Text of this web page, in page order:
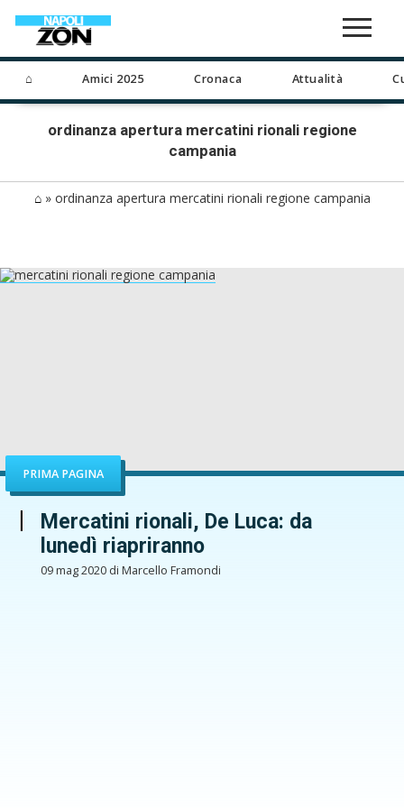
⌂ Amici 2025 Cronaca Attualità
ordinanza apertura mercatini rionali regione
campania
⌂» ordinanza apertura mercatini rionali regione campania
PRIMA PAGINA
Mercatini rionali, De Luca: da
lunedì riapriranno
09 mag 2020 di Marcello Framondi